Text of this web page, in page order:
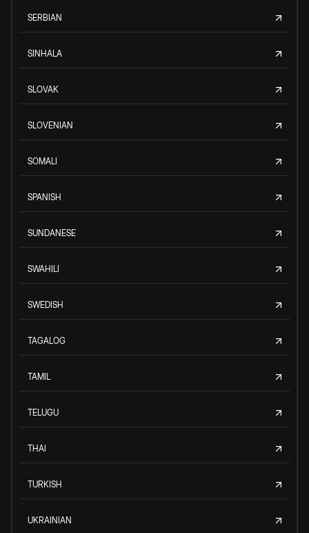
SERBIAN
SINHALA
SLOVAK
SLOVENIAN
SOMALI
SPANISH
SUNDANESE
SWAHILI
SWEDISH
TAGALOG
TAMIL
TELUGU
THAI
TURKISH
UKRAINIAN